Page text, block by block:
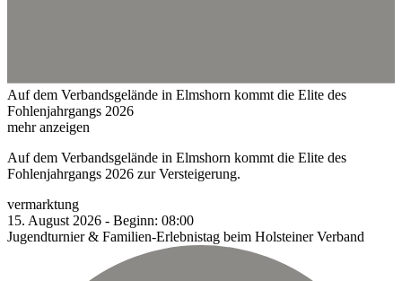
Auf dem Verbandsgelände in Elmshorn kommt die Elite des
Fohlenjahrgangs 2026
mehr anzeigen
Auf dem Verbandsgelände in Elmshorn kommt die Elite des
Fohlenjahrgangs 2026 zur Versteigerung.
vermarktung
15. August 2026 - Beginn: 08:00
Jugendturnier & Familien-Erlebnistag beim Holsteiner Verband